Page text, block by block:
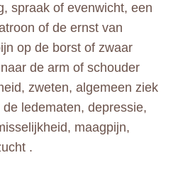
spraak of evenwicht, een
of de ernst van
op de borst of zwaar
de arm of schouder
zweten, algemeen ziek
ledematen, depressie,
maagpijn,
.